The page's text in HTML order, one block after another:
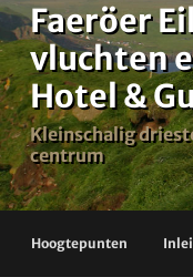
Faeröer
vluchten
Hotel &
Kleinschalig
centrum
Hoogtepunten